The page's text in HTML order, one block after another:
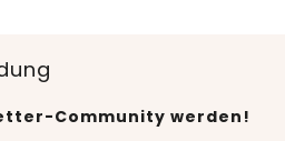
Community werden!